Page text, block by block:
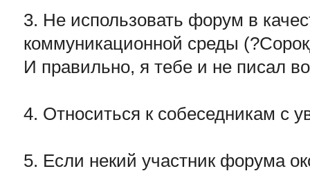
3. Не использовать форум в
коммуникационной среды
И правильно, я тебе и не писал
4. Относиться к собеседникам с
5. Если некий участник форума